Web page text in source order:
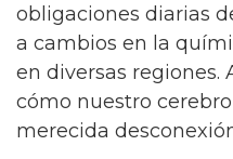
obligaciones diarias
a cambios en la
en diversas regiones.
cómo nuestro
merecida